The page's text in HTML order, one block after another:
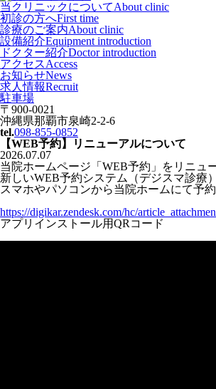
当クリニックについてAbout clinic
初診の方へFirst time
診療のご案内About clinic
設備紹介Equipment introduction
ドクター紹介Doctor introduction
アクセスAccess
お知らせNews
求人情報Recruit
駐車場
〒900-0021
沖縄県那覇市泉崎2-2-6
tel.098-855-0852
【WEB予約】リニューアルについて
2026.07.07
当院ホームページ「WEB予約」をリニュ
新しいWEB予約システム（デジスマ診療
スマホやパソコンから当院ホームにて予
https://digikar.zendesk.com/hc/
アプリインストール用QRコード